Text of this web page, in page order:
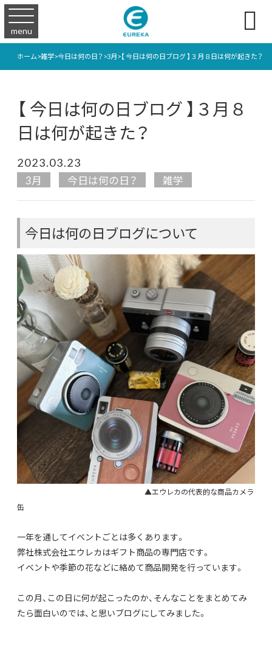
menu 
ホーム>雑学>今日は何の日？>3月>【 今日は何の日ブログ 】３月８日は何が起きた？
【 今日は何の日ブログ 】３月８
日は何が起きた？
2023.03.23
3月 今日は何の日？ 雑学
今日は何の日ブログについて
▲エウレカの代表的な商品カメラ
缶
一年を通してイベントごとは多くあります。
弊社株式会社エウレカはギフト商品の専門店です。
イベントや季節の花などに絡めて商品開発を行っています。
この月、この日に何が起こったのか、そんなことをまとめてみ
たら面白いのでは、と思いブログにしてみました。